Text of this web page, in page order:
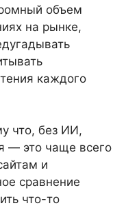
объем
на рынке,
каждого
что, без ИИ,
— это чаще всего
и
сравнение
что-то